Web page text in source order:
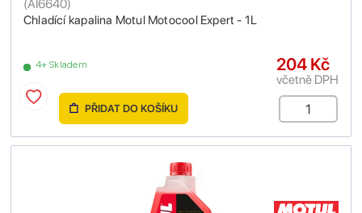
Chladící kapalina Motul Motocool Expert - 1L
(AI6640)
4+ Skladem 204 Kč
včetně DPH
PŘIDAT DO KOŠÍKU